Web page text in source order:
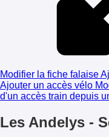
Modifier la fiche falaise
Ajouter un accès vélo
d'un accès train depuis
Les Andelys -